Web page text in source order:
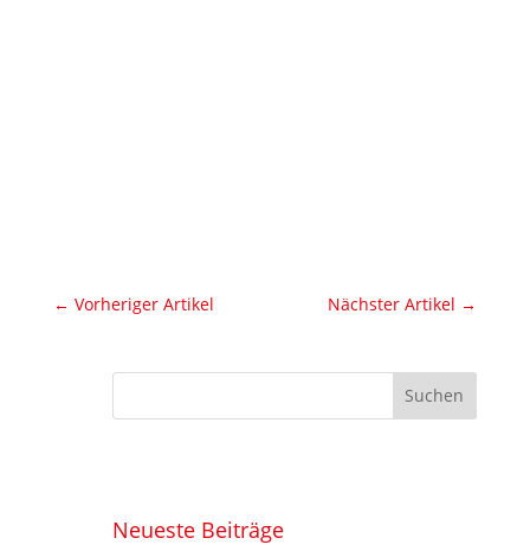
← Vorheriger Artikel Nächster Artikel →
Neueste Beiträge